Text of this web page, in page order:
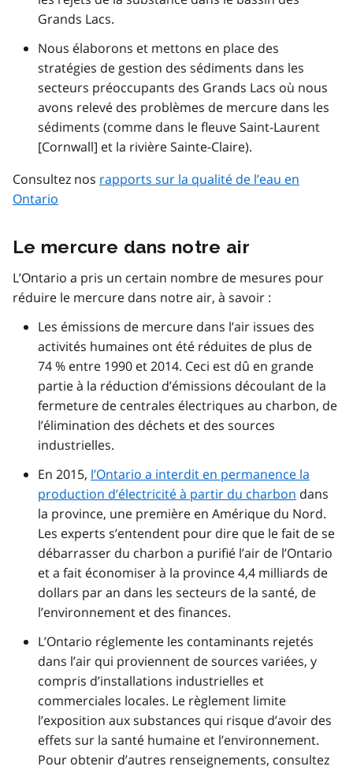
Grands Lacs.
Nous élaborons et mettons en place des
stratégies de gestion des sédiments dans les
secteurs préoccupants des Grands Lacs où nous
avons relevé des problèmes de mercure dans les
sédiments (comme dans le fleuve Saint-Laurent
[Cornwall] et la rivière Sainte-Claire).
Consultez nos rapports sur la qualité de l’eau en
Ontario
Le mercure dans notre air
L’Ontario a pris un certain nombre de mesures pour
réduire le mercure dans notre air, à savoir :
Les émissions de mercure dans l’air issues des
activités humaines ont été réduites de plus de
74 % entre 1990 et 2014. Ceci est dû en grande
partie à la réduction d’émissions découlant de la
fermeture de centrales électriques au charbon, de
l’élimination des déchets et des sources
industrielles.
En 2015, l’Ontario a interdit en permanence la
production d’électricité à partir du charbon dans
la province, une première en Amérique du Nord.
Les experts s’entendent pour dire que le fait de se
débarrasser du charbon a purifié l’air de l’Ontario
et a fait économiser à la province 4,4 milliards de
dollars par an dans les secteurs de la santé, de
l’environnement et des finances.
L’Ontario réglemente les contaminants rejetés
dans l’air qui proviennent de sources variées, y
compris d’installations industrielles et
commerciales locales. Le règlement limite
l’exposition aux substances qui risque d’avoir des
effets sur la santé humaine et l’environnement.
Pour obtenir d’autres renseignements, consultez